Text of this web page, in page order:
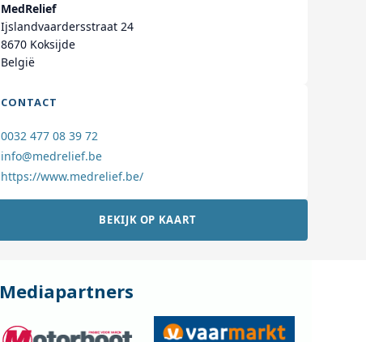
MedRelief
Ijslandvaardersstraat 24
8670 Koksijde
België
CONTACT
0032 477 08 39 72
info@medrelief.be
https://www.medrelief.be/
BEKIJK OP KAART
Mediapartners